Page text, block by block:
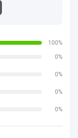
100%
0%
0%
0%
0%